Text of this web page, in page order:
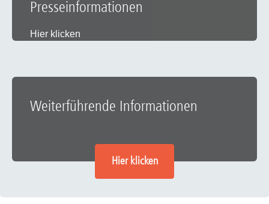
Presseinformationen
Hier klicken
Weiterführende Informationen
Hier klicken